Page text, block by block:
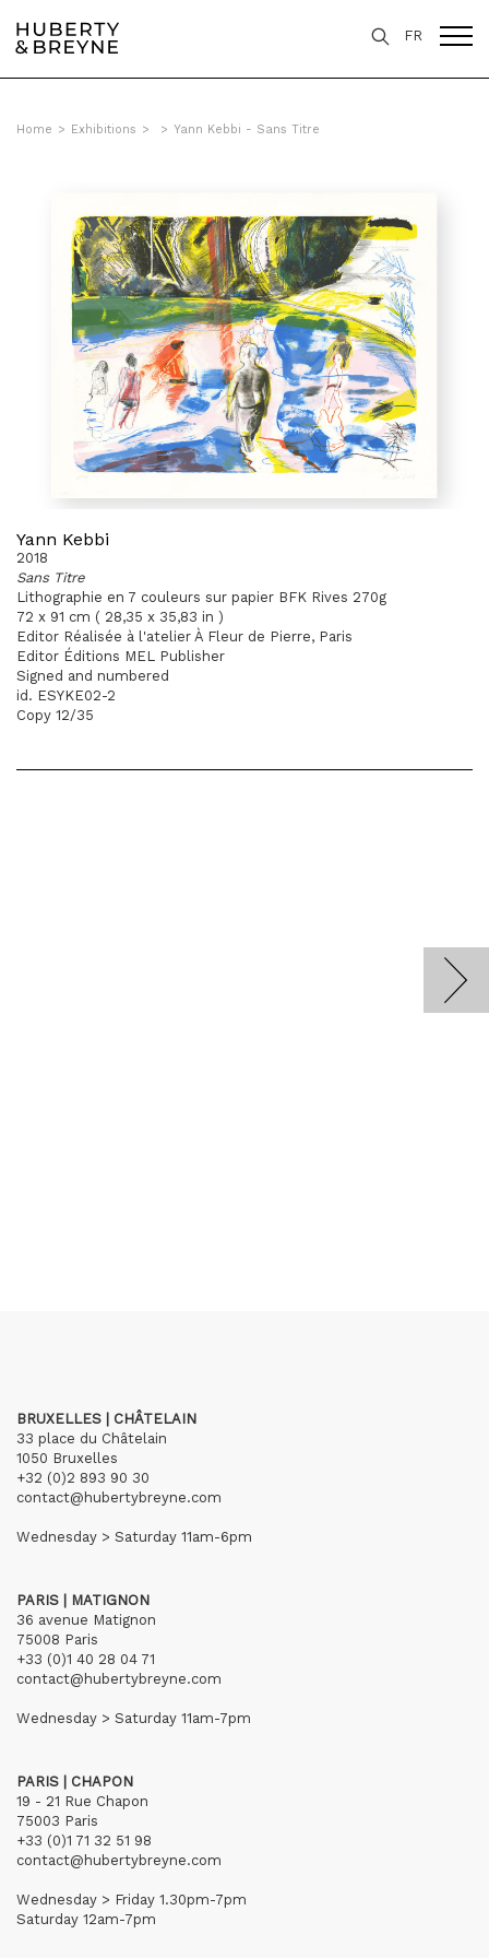
FR
Home > Exhibitions > > Yann Kebbi - Sans Titre
Yann Kebbi
2018
Sans Titre
Lithographie en 7 couleurs sur papier BFK Rives 270g
72 x 91 cm ( 28,35 x 35,83 in )
Editor Réalisée à l'atelier À Fleur de Pierre, Paris
Editor Éditions MEL Publisher
Signed and numbered
id. ESYKE02-2
Copy 12/35
BRUXELLES | CHÂTELAIN
33 place du Châtelain
1050 Bruxelles
+32 (0)2 893 90 30
contact@hubertybreyne.com
Wednesday > Saturday 11am-6pm
PARIS | MATIGNON
36 avenue Matignon
75008 Paris
+33 (0)1 40 28 04 71
contact@hubertybreyne.com
Wednesday > Saturday 11am-7pm
PARIS | CHAPON
19 - 21 Rue Chapon
75003 Paris
+33 (0)1 71 32 51 98
contact@hubertybreyne.com
Wednesday > Friday 1.30pm-7pm
Saturday 12am-7pm